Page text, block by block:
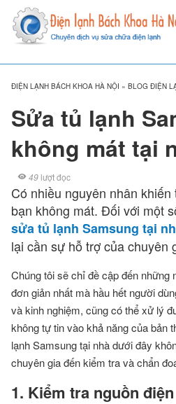
ĐIỆN LẠNH BÁCH KHOA HÀ NỘI » BLOG ĐIỆN
Sửa tủ lạnh
không mát tại
49 lượt đọc
Có nhiều nguyên nhân
bạn không mát. Đối với một
sửa tủ lạnh Samsung tại
lại cần sự hỗ trợ của chuyên
Chúng tôi sẽ chỉ đề cập đến những
đơn giản nhất mà hầu hết người
và kinh nghiệm, cũng có thể xử lý
không tự tin vào khả năng của bản
lạnh Samsung tại nhà dưới đây
chuyên gia đến kiểm tra và chẩn
1. Kiểm tra nguồn điện